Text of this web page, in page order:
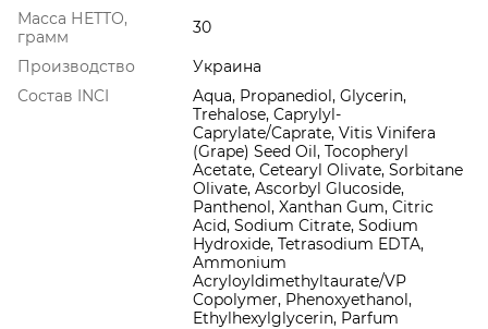
Масса НЕТТО,
грамм
30
Производство
Украина
Состав INCI
Aqua, Propanediol, Glycerin,
Trehalose, Caprylyl-
Caprylate/Caprate, Vitis Vinifera
(Grape) Seed Oil, Tocopheryl
Acetate, Cetearyl Olivate, Sorbitane
Olivate, Ascorbyl Glucoside,
Panthenol, Xanthan Gum, Citric
Acid, Sodium Citrate, Sodium
Hydroxide, Tetrasodium EDTA,
Ammonium
Acryloyldimethyltaurate/VP
Copolymer, Phenoxyethanol,
Ethylhexylglycerin, Parfum